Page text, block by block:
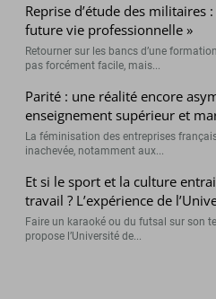
Reprise d’étude des militaires
future vie professionnelle »
Retourner sur les bancs d’une
pas forcément facile, mais...
Parité : une réalité encore
enseignement supérieur et
La féminisation des entreprises
inachevée, notamment aux...
Et si le sport et la culture
travail ? L’expérience de
Faire un karaoké ou du futsal sur son
propose l’Université de...